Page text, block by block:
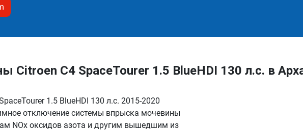
Citroen C4 SpaceTourer 1.5 BlueHDI 130 л.с. в
1.5 BlueHDI 130 л.с. 2015-2020
отключение системы впрыска мочевины
NOx оксидов азота и другим вышедшим из